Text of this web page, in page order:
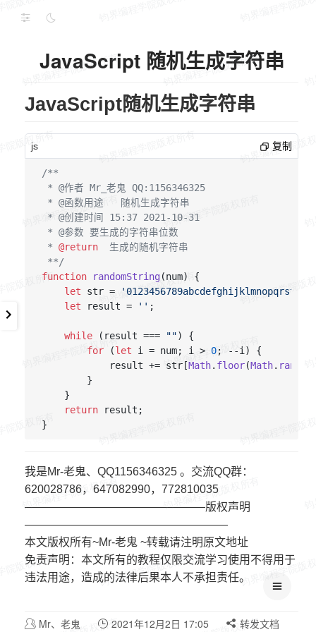
JavaScript 随机生成字符串
JavaScript随机生成字符串
js 复制
/**
* @作者 Mr_老鬼 QQ:1156346325
* @函数用途   随机生成字符串
* @创建时间 15:37 2021-10-31
* @参数 要生成的字符串位数
* @return
  生成的随机字符串
**/
function
randomString (num) {
let str =
let result = '' ;
while (result === "") {
for (let i = num; i > 0; --i) {
            result += str[
Math. floor(Math. random
        }
    }
return result;
我是Mr-老鬼、QQ1156346325 。交流QQ群：
620028786，647082990，772810035
————————————————版权声明
——————————————————
本文版权所有~Mr-老鬼 ~转载请注明原文地址
免责声明：本文所有的教程仅限交流学习使用不得用于
违法用途，造成的法律后果本人不承担责任。
Mr、老鬼 2021年12月2日 17:05 转发文档